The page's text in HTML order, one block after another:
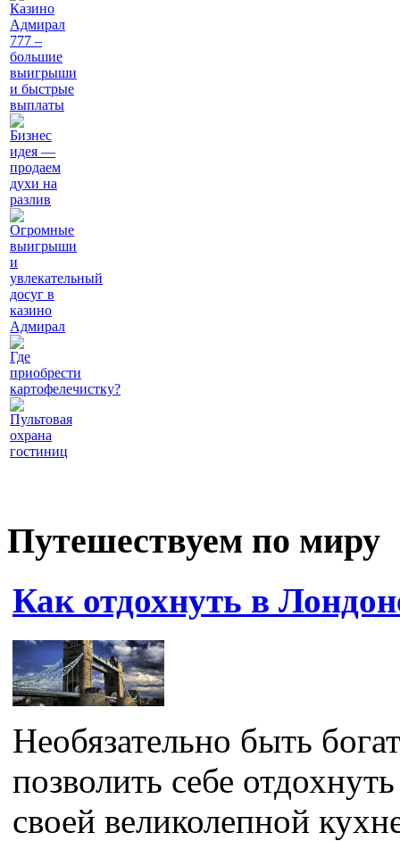
Казино
Адмирал
777 –
большие
выигрыши
и быстрые
выплаты
Бизнес
идея —
продаем
духи на
разлив
Огромные
выигрыши
и
увлекательный
досуг в
казино
Адмирал
Где
приобрести
картофелечистку?
Пультовая
охрана
гостиниц
Путешествуем по миру
Как отдохнуть в
Необязательно быть
позволить себе
своей великолепной